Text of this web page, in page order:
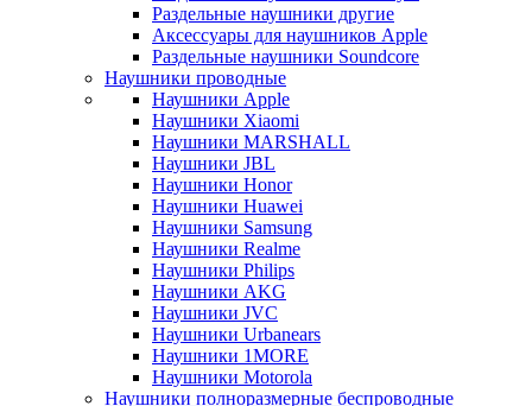
Раздельные наушники другие
Аксессуары для наушников Apple
Раздельные наушники Soundcore
Наушники проводные
Наушники Apple
Наушники Xiaomi
Наушники MARSHALL
Наушники JBL
Наушники Honor
Наушники Huawei
Наушники Samsung
Наушники Realme
Наушники Philips
Наушники AKG
Наушники JVC
Наушники Urbanears
Наушники 1MORE
Наушники Motorola
Наушники полноразмерные беспроводные